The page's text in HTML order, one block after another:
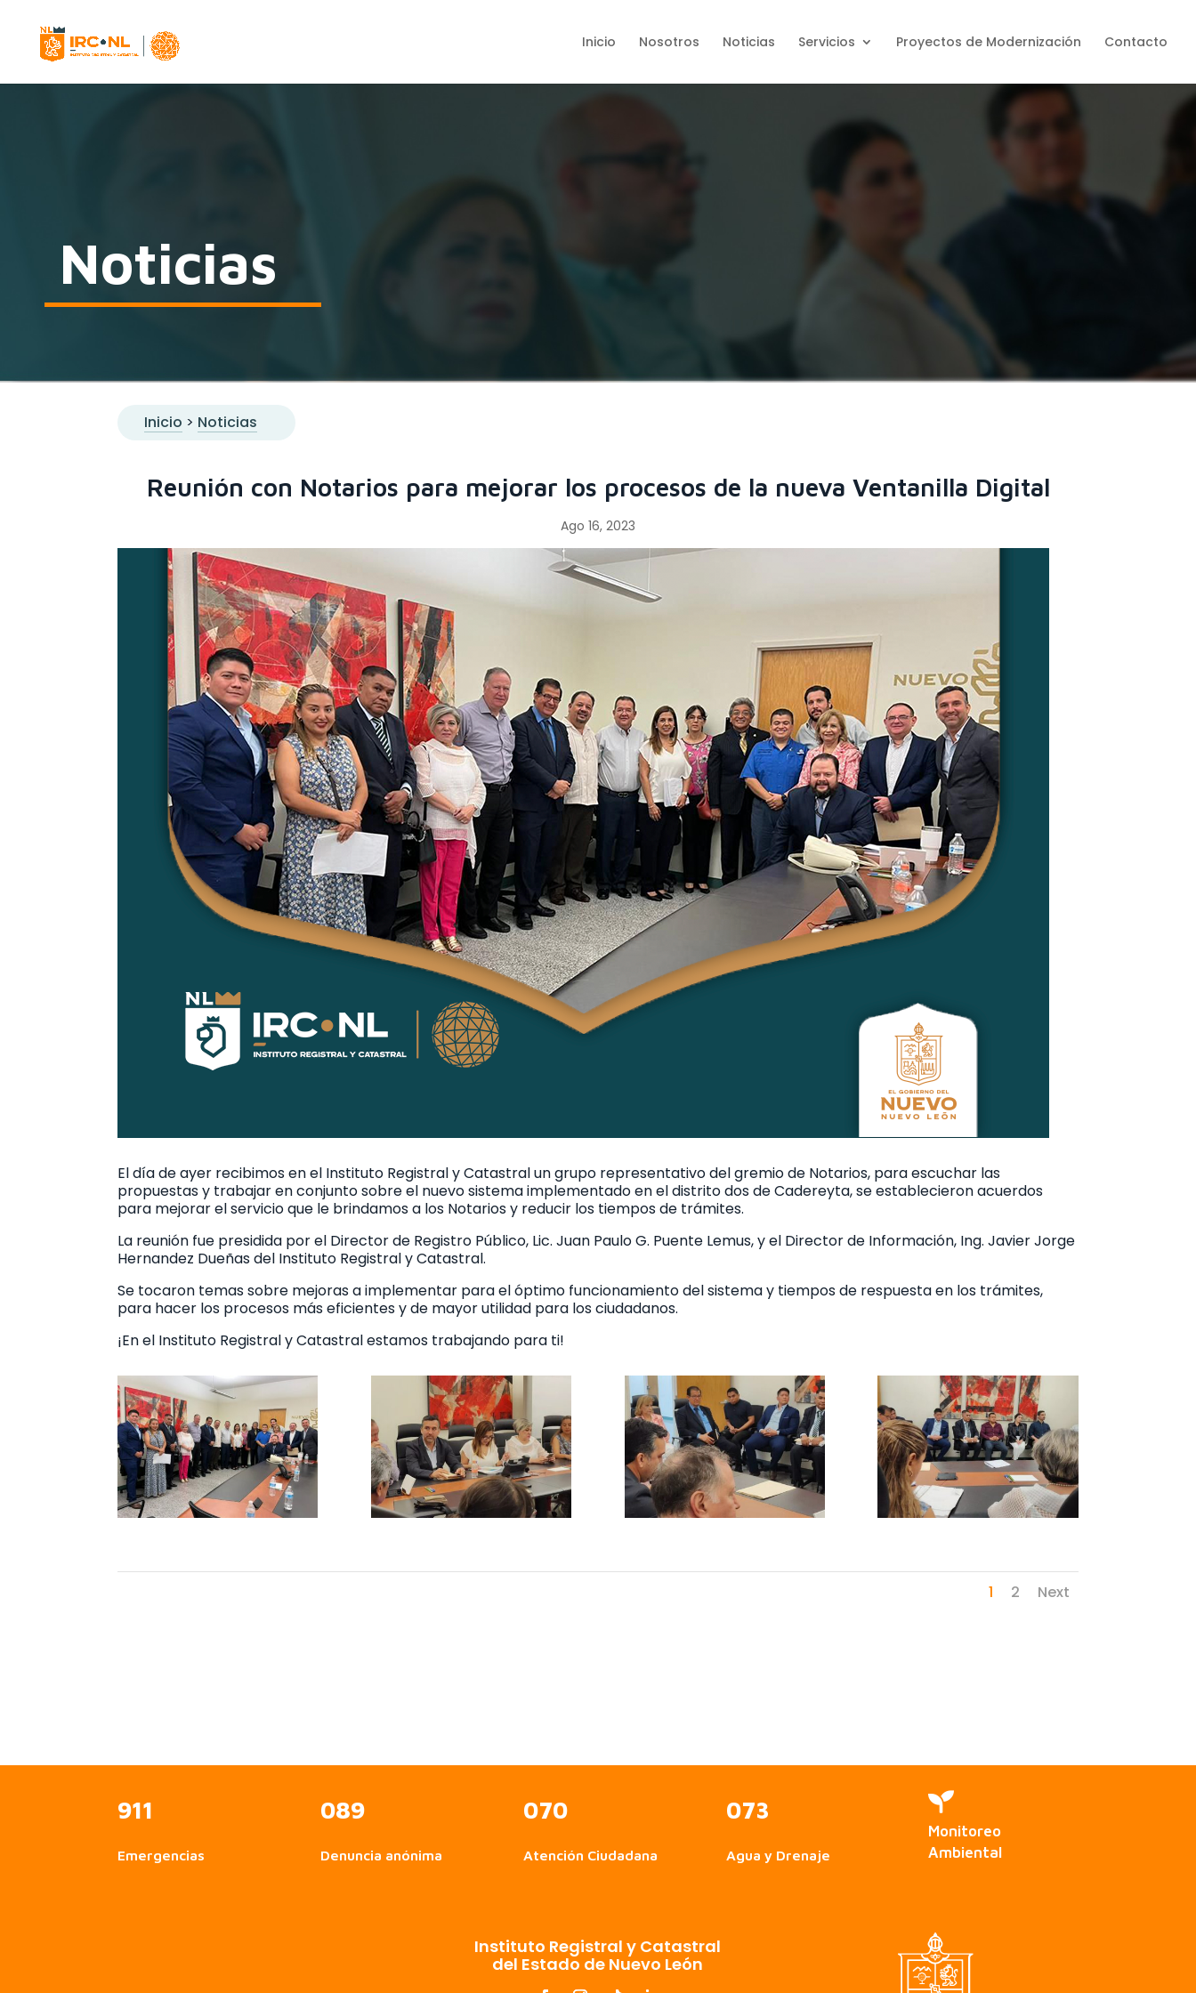
Inicio Nosotros Noticias Servicios Proyectos de Modernización Contacto
Noticias
Inicio > Noticias
Reunión con Notarios para mejorar los procesos de la nueva Ventanilla Digital
Ago 16, 2023
El día de ayer recibimos en el Instituto Registral y Catastral un grupo representativo del gremio de Notarios, para escuchar las
propuestas y trabajar en conjunto sobre el nuevo sistema implementado en el distrito dos de Cadereyta, se establecieron acuerdos
para mejorar el servicio que le brindamos a los Notarios y reducir los tiempos de trámites.
La reunión fue presidida por el Director de Registro Público, Lic. Juan Paulo G. Puente Lemus, y el Director de Información, Ing. Javier Jorge
Hernandez Dueñas del Instituto Registral y Catastral.
Se tocaron temas sobre mejoras a implementar para el óptimo funcionamiento del sistema y tiempos de respuesta en los trámites,
para hacer los procesos más eficientes y de mayor utilidad para los ciudadanos.
¡En el Instituto Registral y Catastral estamos trabajando para ti!
1 2 Next
911
Emergencias
089
Denuncia anónima
070
Atención Ciudadana
073
Agua y Drenaje

Monitoreo
Ambiental
Instituto Registral y Catastral
del Estado de Nuevo León